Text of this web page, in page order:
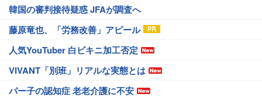
韓国の審判接待疑惑 JFAが調査へ
藤原竜也、「労務改善」アピール
人気YouTuber 白ビキニ加工否定
VIVANT「別班」リアルな実態とは
パー子の認知症 老老介護に不安